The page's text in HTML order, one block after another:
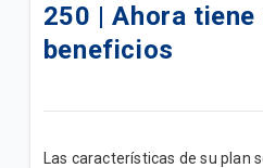
Actualizamos su plan
250 | Ahora tiene
beneficios
Las características de su plan